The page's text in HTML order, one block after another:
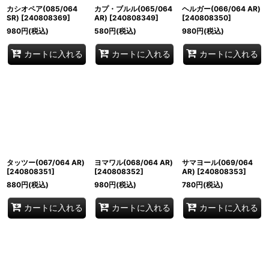
カシオペア(085/064
SR) [240808369]
980円(税込)
カートに入れる
カプ・ブルル(065/064
AR) [240808349]
580円(税込)
カートに入れる
ヘルガー(066/064 AR)
[240808350]
980円(税込)
カートに入れる
タッツー(067/064 AR)
[240808351]
880円(税込)
カートに入れる
ヨマワル(068/064 AR)
[240808352]
980円(税込)
カートに入れる
サマヨール(069/064
AR) [240808353]
780円(税込)
カートに入れる